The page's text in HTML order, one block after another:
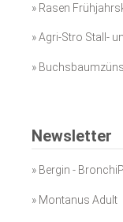
» Rasen
»Agri-Stro Stall-
»
Newsletter
» Bergin -
» Montanus Adult